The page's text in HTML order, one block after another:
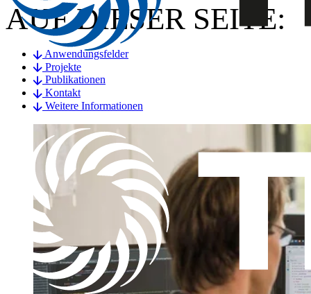
AUF DIESER SEITE:
Anwendungsfelder
Projekte
Publikationen
Kontakt
Weitere Informationen